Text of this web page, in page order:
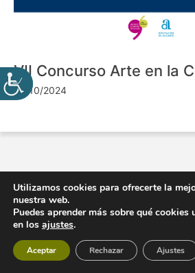
VII Concurso Arte en la
24/10/2024
Utilizamos cookies para ofrecerte la
nuestra web.
Puedes aprender más sobre qué
en los ajustes.
Aceptar Rechazar Ajustes